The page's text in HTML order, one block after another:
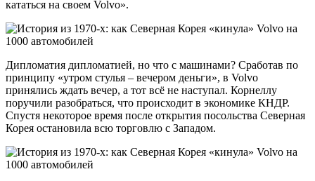
кататься на своем Volvo».
Дипломатия дипломатией, но что с машинами? Сработав по
принципу «утром стулья – вечером деньги», в Volvo
принялись ждать вечер, а тот всё не наступал. Корнеллу
поручили разобраться, что происходит в экономике КНДР.
Спустя некоторое время после открытия посольства Северная
Корея остановила всю торговлю с Западом.